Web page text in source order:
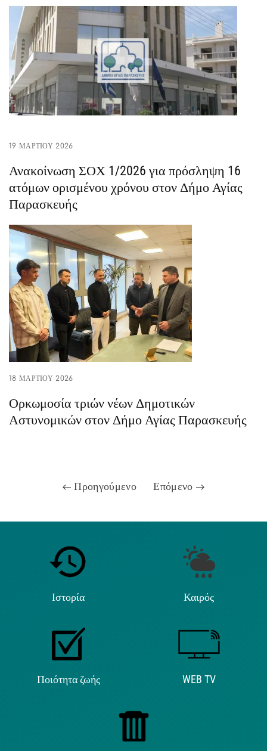
19 ΜΑΡΤΊΟΥ 2026
Ανακοίνωση ΣΟΧ 1/2026 για πρόσληψη 16
ατόμων ορισμένου χρόνου στον Δήμο Αγίας
Παρασκευής
18 ΜΑΡΤΊΟΥ 2026
Ορκωμοσία τριών νέων Δημοτικών
Αστυνομικών στον Δήμο Αγίας Παρασκευής
Προηγούμενο Επόμενο
Ιστορία Καιρός
Ποιότητα ζωής WEB TV